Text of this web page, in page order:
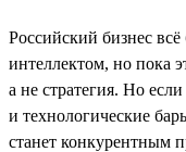
Российский бизнес
интеллектом, но пока
а не стратегия. Но
и технологические
станет конкурентным